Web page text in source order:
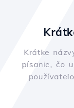
Krátke
písanie, čo